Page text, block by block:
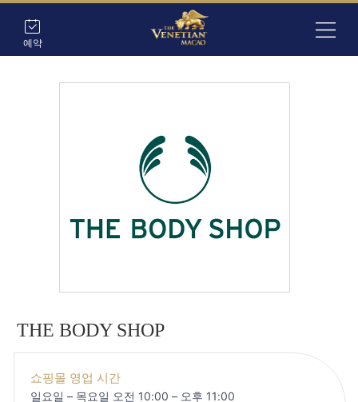
예약
THE BODY SHOP
쇼핑몰 영업 시간
일요일 – 목요일 오전 10:00 – 오후 11:00